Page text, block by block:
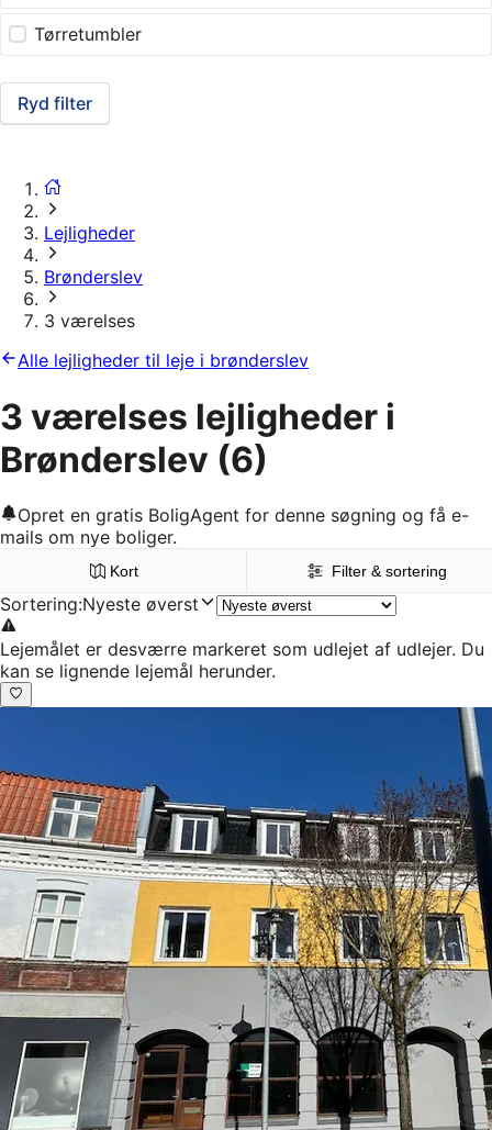
Tørretumbler
Ryd filter
Lejligheder
Brønderslev
3 værelses
Alle lejligheder til leje i brønderslev
3 værelses lejligheder i
Brønderslev (6)
Opret en gratis BoligAgent for denne søgning og få e-
mails om nye boliger.
Kort Filter & sortering
Sortering:Nyeste øverst
Lejemålet er desværre markeret som udlejet af udlejer. Du
kan se lignende lejemål herunder.